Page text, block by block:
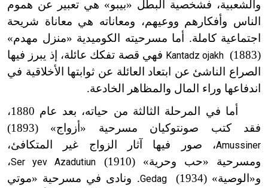
والشعبية، فشخصية البطل «بيبو» هي تعبير عن هموم
الناس وأفكارهم ووعيهم، ومعاناته هي معاناة شريحة
اجتماعية كاملة. أما مسرحيته الكوميدية «منزل مهدم»
(1883)
Kantadz ojakh فهي قصة تفكك عائلة، إذ يبرز فيها
الصراع الناشئ عن ابتعاد العائلة عن ثوابتها الأخلاقية في
اندفاعها وراء المال والمظاهر الخادعة.
أما في المرحلة الثالثة من حياته، بعد عام 1880،
فقد كتب صونتوكيان مسرحية «أزواج» (1893)
Amussiner، صور فيها آثار الزواج غير المتكافئ،
ومسرحية «حب وحرية» (1910)
Ser yev Azadutiun،
و«الوصية» (1934)
Gedag. ونادى في مسرحية «موتي